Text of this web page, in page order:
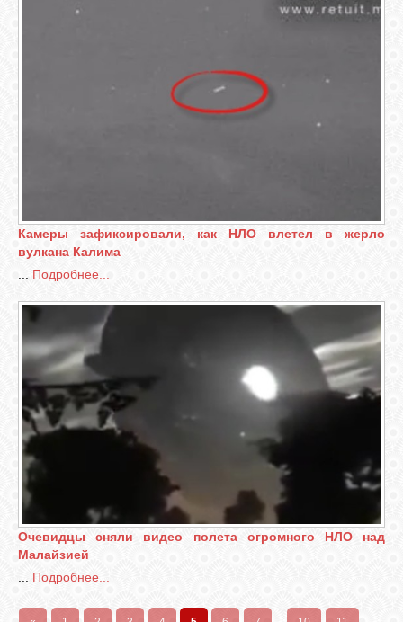
Камеры зафиксировали, как НЛО влетел в жерло
вулкана Калима
Подробнее...
Очевидцы сняли видео полета огромного НЛО над
Малайзией
Подробнее...